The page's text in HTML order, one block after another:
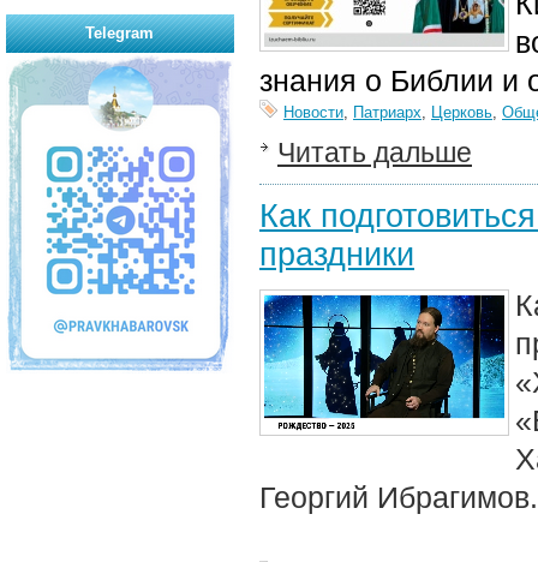
знания о Библии и
Новости, Патриарх, Церковь,
Читать дальше
Как
праздники
Георгий Ибрагимов.
Telegram